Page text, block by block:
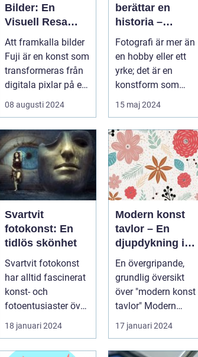
Bilder: En
Visuell Resa
Genom Minnen
Att framkalla bilder
Fuji är en konst som
transformeras från
digitala pixlar på en
08 augusti 2024
berättar en
historia –
konsten att vara
fotograf
Fotografi är mer än
en hobby eller ett
yrke; det är en
konstform som
möjliggör för oss att
frysa ögo...
15 maj 2024
Svartvit
fotokonst: En
tidlös skönhet
Svartvit fotokonst
har alltid fascinerat
konst- och
fotoentusiaster över
hela världen. Denna
form av...
18 januari 2024
Modern konst
tavlor – En
djupdykning i
konstvärlden
En övergripande,
grundlig översikt
över "modern konst
tavlor" Modern
konst har alltid varit
en dyna...
17 januari 2024